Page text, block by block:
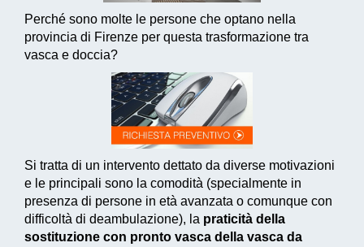
Perché sono molte le persone che optano nella
provincia di Firenze per questa trasformazione tra
vasca e doccia?
Si tratta di un intervento dettato da diverse motivazioni
e le principali sono la comodità (specialmente in
presenza di persone in età avanzata o comunque con
difficoltà di deambulazione), la praticità della
sostituzione con pronto vasca della vasca da